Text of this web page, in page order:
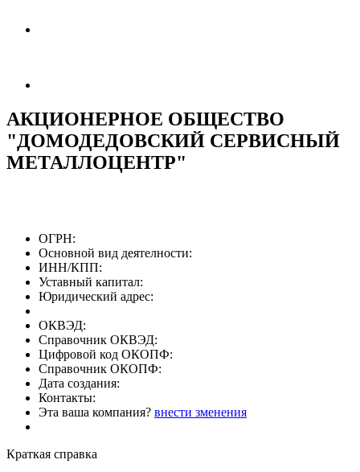
АКЦИОНЕРНОЕ ОБЩЕСТВО
"ДОМОДЕДОВСКИЙ СЕРВИСНЫЙ
МЕТАЛЛОЦЕНТР"
ОГРН:
Основной вид деятелности:
ИНН/КПП:
Уставный капитал:
Юридический адрес:
ОКВЭД:
Справочник ОКВЭД:
Цифровой код ОКОПФ:
Справочник ОКОПФ:
Дата создания:
Контакты:
Эта ваша компания? внести зменения
Краткая справка